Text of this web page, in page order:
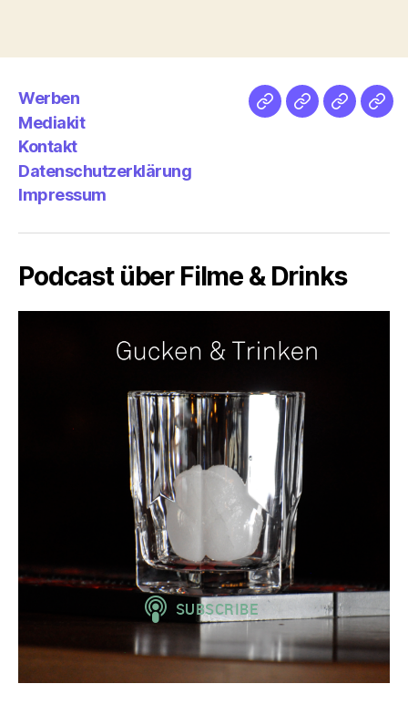
Werben
Mediakit
Kontakt
Datenschutzerklärung
Impressum
NetzMedien
Podcast über Filme & Drinks